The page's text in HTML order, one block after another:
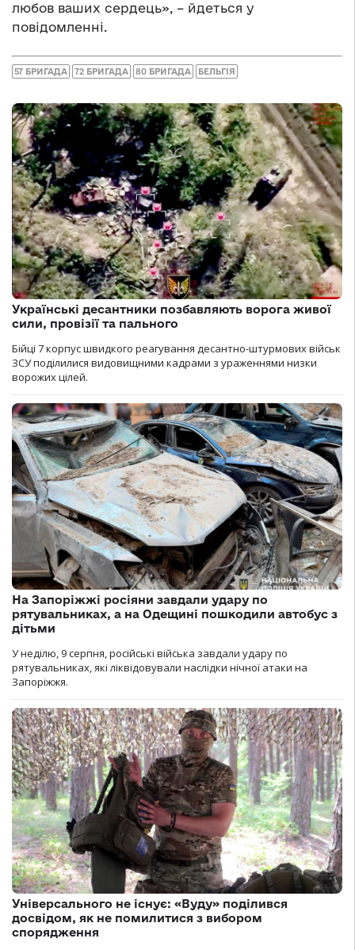
любов ваших сердець», – йдеться у
повідомленні.
57 БРИГАДА 72 БРИГАДА 80 БРИГАДА БЕЛЬГІЯ
Українські десантники позбавляють ворога живої
сили, провізії та пального
Бійці 7 корпус швидкого реагування десантно-штурмових військ
ЗСУ поділилися видовищними кадрами з ураженнями низки
ворожих цілей.
На Запоріжжі росіяни завдали удару по
рятувальниках, а на Одещині пошкодили автобус з
дітьми
У неділю, 9 серпня, російські війська завдали удару по
рятувальниках, які ліквідовували наслідки нічної атаки на
Запоріжжя.
Універсального не існує: «Вуду» поділився
досвідом, як не помилитися з вибором
спорядження